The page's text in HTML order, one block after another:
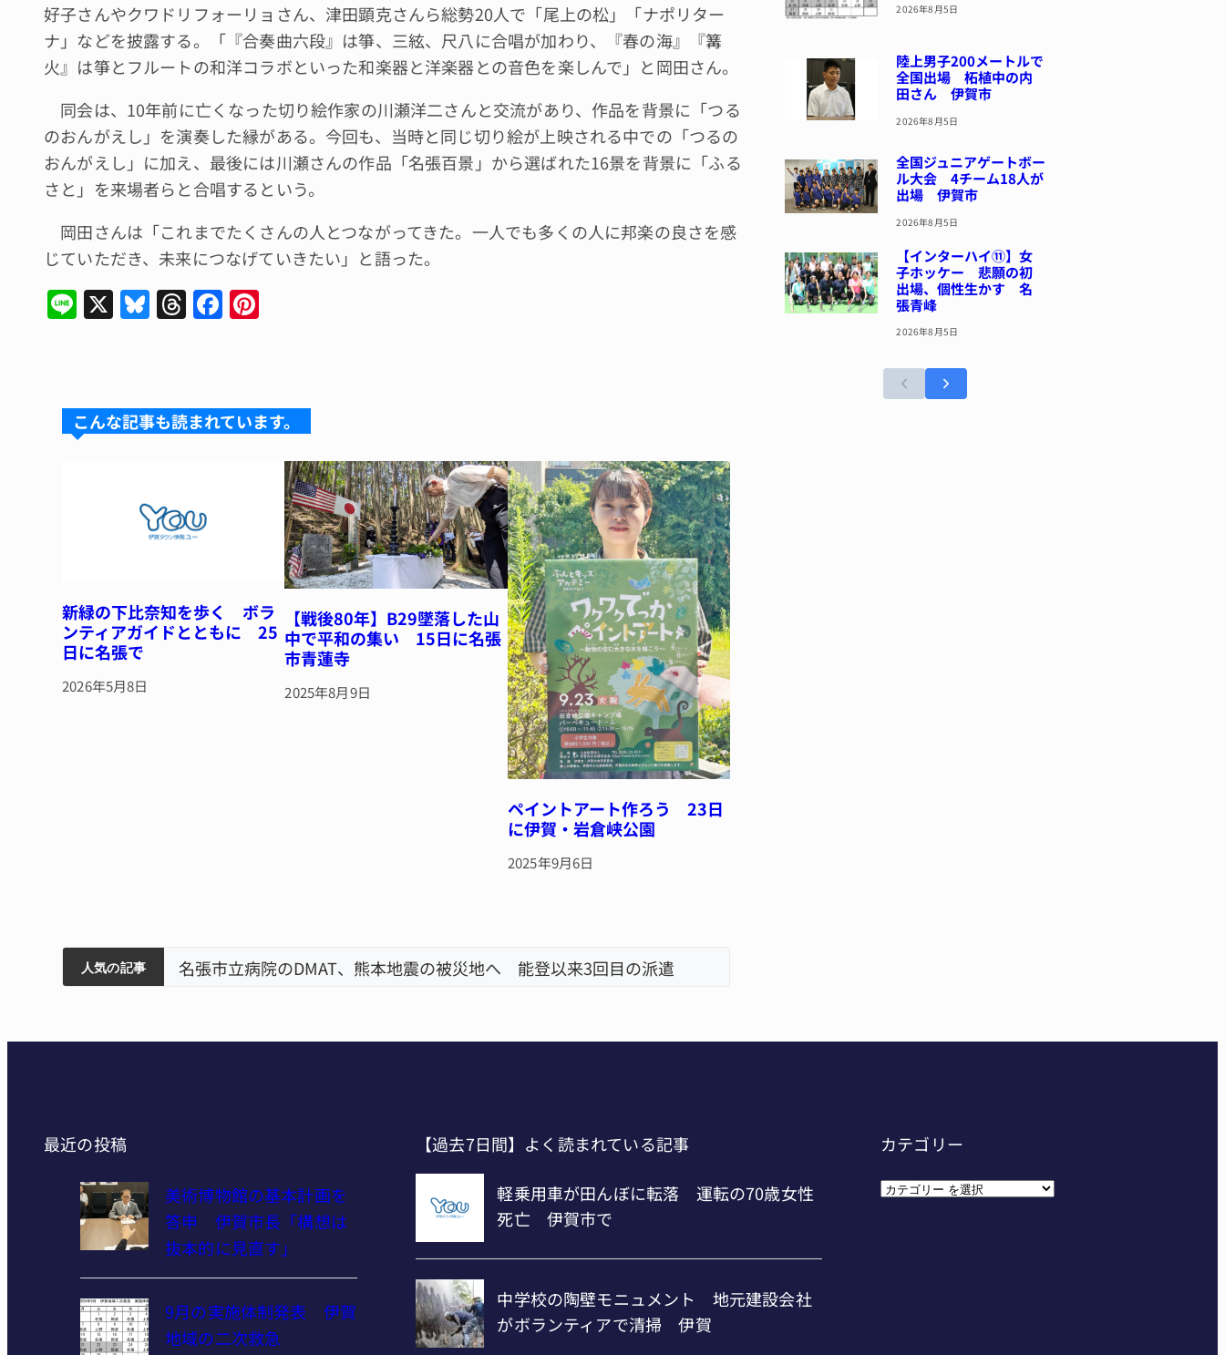
好子さんやクワドリフォーリョさん、津田顕克さんら総勢20人で「尾上の松」「ナポリター
ナ」などを披露する。「『合奏曲六段』は箏、三絃、尺八に合唱が加わり、『春の海』『篝
火』は箏とフルートの和洋コラボといった和楽器と洋楽器との音色を楽しんで」と岡田さん。
同会は、10年前に亡くなった切り絵作家の川瀬洋二さんと交流があり、作品を背景に「つる
のおんがえし」を演奏した縁がある。今回も、当時と同じ切り絵が上映される中での「つるの
おんがえし」に加え、最後には川瀬さんの作品「名張百景」から選ばれた16景を背景に「ふる
さと」を来場者らと合唱するという。
岡田さんは「これまでたくさんの人とつながってきた。一人でも多くの人に邦楽の良さを感
じていただき、未来につなげていきたい」と語った。
Li
n
X Bl
u
k
T
hr
d
F
a
b st
こんな記事も読まれています。
新緑の下比奈知を歩く ボラ
ンティアガイドとともに 25
日に名張で
2026年5月8日
【戦後80年】B29墜落した山
中で平和の集い 15日に名張
市青蓮寺
2025年8月9日
ペイントアート作ろう 23日
に伊賀・岩倉峡公園
2025年9月6日
人気の記事
ィアで清掃 伊賀 名張市立病院のDMAT、熊本地震の被災地へ 能登以来3回目の派遣
2026年8月5日
陸上男子200メートルで
全国出場 柘植中の内
田さん 伊賀市
2026年8月5日
全国ジュニアゲートボー
ル大会 4チーム18人が
出場 伊賀市
2026年8月5日
【インターハイ⑪】女
子ホッケー 悲願の初
出場、個性生かす 名
張青峰
2026年8月5日
最近の投稿
美術博物館の基本計画を
答申 伊賀市長「構想は
抜本的に見直す」
9月の実施体制発表 伊賀
地域の二次救急
【過去7日間】よく読まれている記事
カテゴリー
カ